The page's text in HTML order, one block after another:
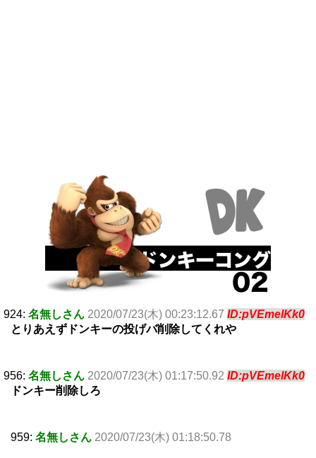
924: 名無しさん 2020/07/23(木) 00:23:12.67 ID:pVEmelKk0
とりあえずドンキーの投げバ削除してくれや
956: 名無しさん 2020/07/23(木) 01:17:50.92 ID:pVEmelKk0
ドンキー削除しろ
959: 名無しさん 2020/07/23(木) 01:18:50.78